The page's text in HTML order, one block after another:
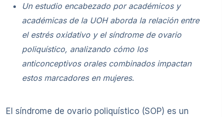
Un estudio encabezado por académicos y
académicas de la UOH aborda la relación entre
el estrés oxidativo y el síndrome de ovario
poliquístico, analizando cómo los
anticonceptivos orales combinados impactan
estos marcadores en mujeres.
El síndrome de ovario poliquístico (SOP) es un